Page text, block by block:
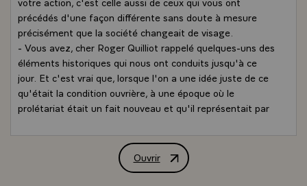
précédés d'une façon différente sans doute à mesure
précisément que la société changeait de visage.
- Vous avez, cher Roger Quilliot rappelé quelques-uns des
éléments historiques qui nous ont conduits jusqu'à ce
jour. Et c'est vrai que, lorsque l'on a une idée juste de ce
qu'était la condition ouvrière, à une époque où le
prolétariat était un fait nouveau et qu'il représentait par
espaces des usines métallurgiques, devant les métiers à
tisser, combien d'autres encore, qui aurait pu prévoir que
Ouvrir
Allocution de M. François Mitterrand,